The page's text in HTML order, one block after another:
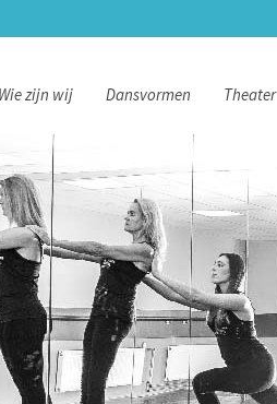
Wie zijn wij Dansvormen Theater